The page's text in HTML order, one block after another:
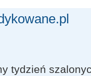
tydzień